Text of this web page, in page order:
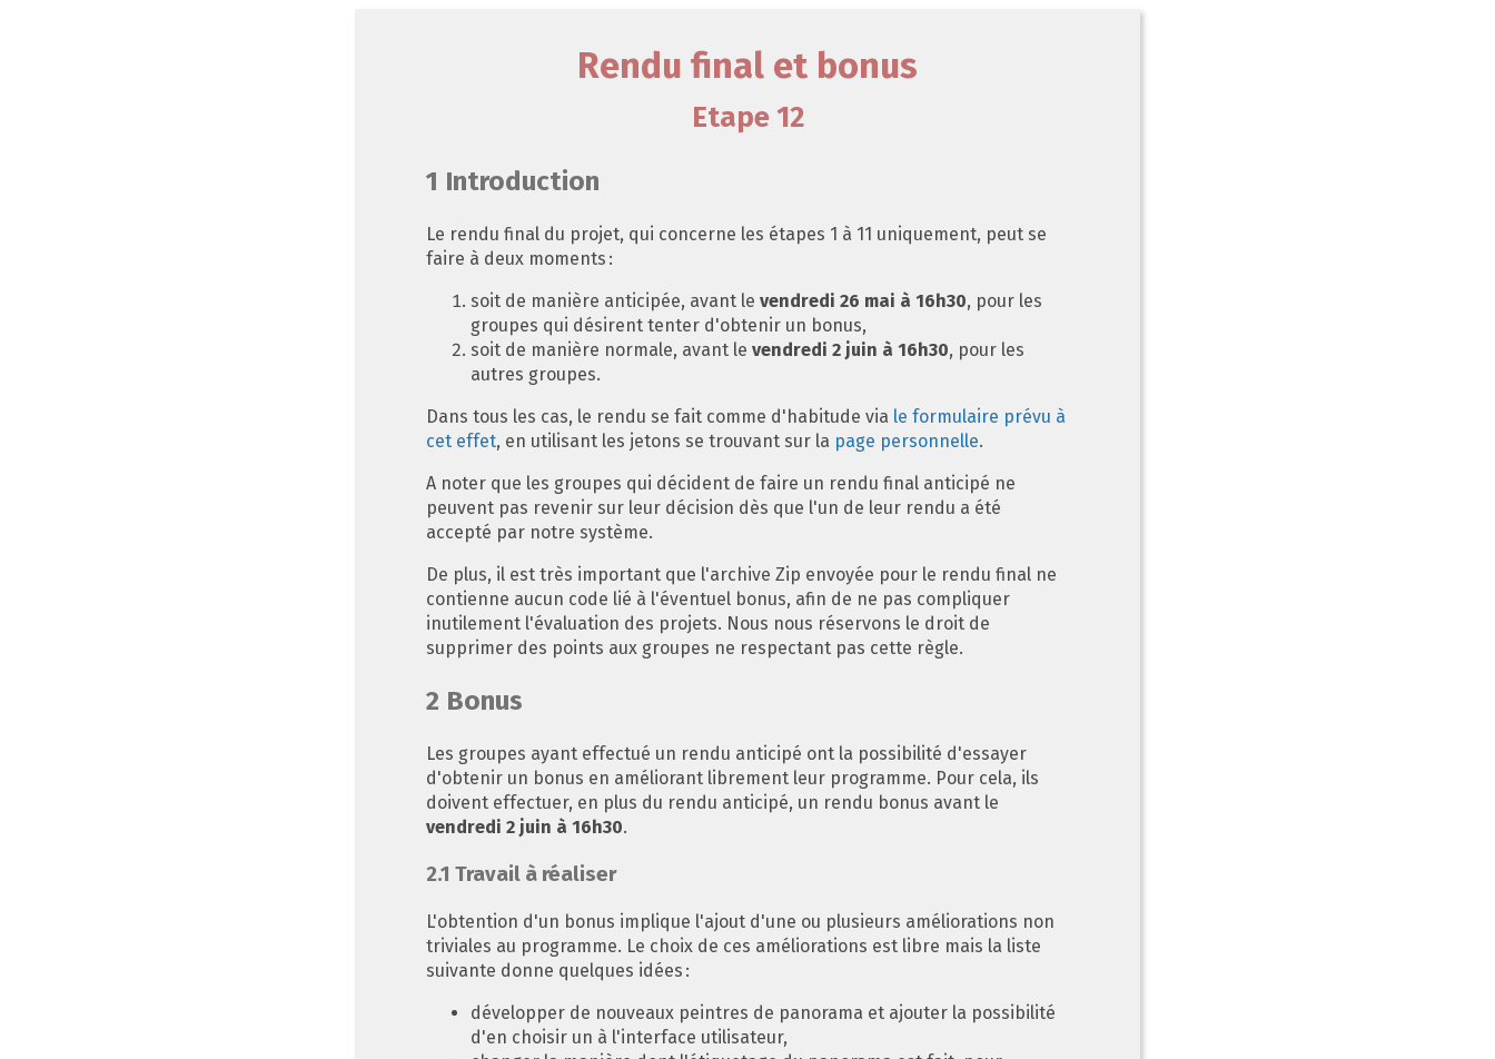
Rendu final et bonus
Etape 12
1 Introduction
Le rendu final du projet, qui concerne les étapes 1 à 11 uniquement, peut se
faire à deux moments :
soit de manière anticipée, avant levendredi 26 mai à 16h30, pour les
groupes qui désirent tenter d'obtenir un bonus,
soit de manière normale, avant levendredi 2 juin à 16h30, pour les
autres groupes.
Dans tous les cas, le rendu se fait comme d'habitude via le formulaire prévu à
cet effet, en utilisant les jetons se trouvant sur la page personnelle.
A noter que les groupes qui décident de faire un rendu final anticipé ne
peuvent pas revenir sur leur décision dès que l'un de leur rendu a été
accepté par notre système.
De plus, il est très important que l'archive Zip envoyée pour le rendu final ne
contienne aucun code lié à l'éventuel bonus, afin de ne pas compliquer
inutilement l'évaluation des projets. Nous nous réservons le droit de
supprimer des points aux groupes ne respectant pas cette règle.
2 Bonus
Les groupes ayant effectué un rendu anticipé ont la possibilité d'essayer
d'obtenir un bonus en améliorant librement leur programme. Pour cela, ils
doivent effectuer, en plus du rendu anticipé, un rendu bonus avant le
vendredi 2 juin à 16h30.
2.1 Travail à réaliser
L'obtention d'un bonus implique l'ajout d'une ou plusieurs améliorations non
triviales au programme. Le choix de ces améliorations est libre mais la liste
suivante donne quelques idées :
développer de nouveaux peintres de panorama et ajouter la possibilité
d'en choisir un à l'interface utilisateur,